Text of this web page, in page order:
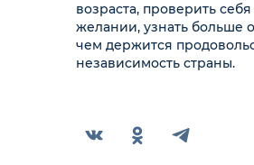
возраста, проверить
желании, узнать больше
чем держится
независимость страны.